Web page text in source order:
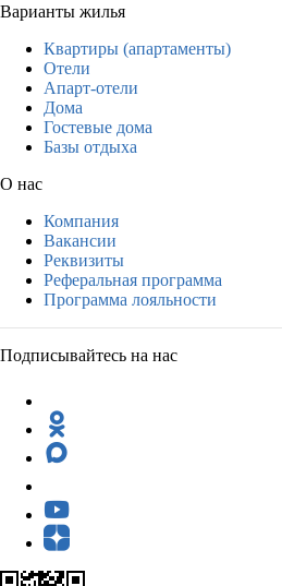
Варианты жилья
Квартиры (апартаменты)
Отели
Апарт-отели
Дома
Гостевые дома
Базы отдыха
О нас
Компания
Вакансии
Реквизиты
Реферальная программа
Программа лояльности
Подписывайтесь на нас